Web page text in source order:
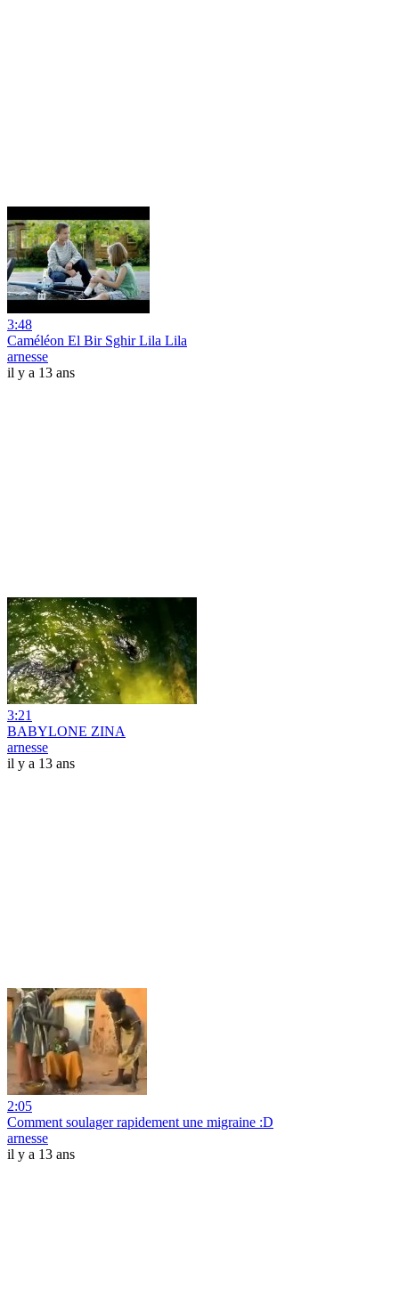
3:48
Caméléon El Bir Sghir Lila Lila
arnesse
il y a 13 ans
3:21
BABYLONE ZINA
arnesse
il y a 13 ans
2:05
Comment soulager rapidement une migraine :D
arnesse
il y a 13 ans